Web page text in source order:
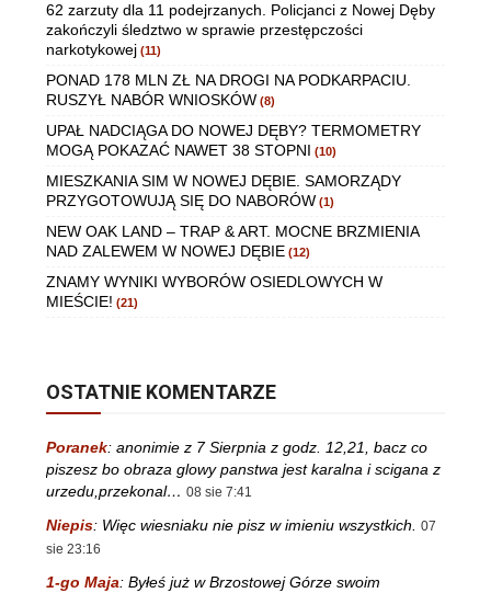
62 zarzuty dla 11 podejrzanych. Policjanci z Nowej Dęby
zakończyli śledztwo w sprawie przestępczości
narkotykowej (11)
PONAD 178 MLN ZŁ NA DROGI NA PODKARPACIU.
RUSZYŁ NABÓR WNIOSKÓW (8)
UPAŁ NADCIĄGA DO NOWEJ DĘBY? TERMOMETRY
MOGĄ POKAZAĆ NAWET 38 STOPNI (10)
MIESZKANIA SIM W NOWEJ DĘBIE. SAMORZĄDY
PRZYGOTOWUJĄ SIĘ DO NABORÓW (1)
NEW OAK LAND – TRAP & ART. MOCNE BRZMIENIA
NAD ZALEWEM W NOWEJ DĘBIE (12)
ZNAMY WYNIKI WYBORÓW OSIEDLOWYCH W
MIEŚCIE! (21)
OSTATNIE KOMENTARZE
Poranek: anonimie z 7 Sierpnia z godz. 12,21, bacz co
piszesz bo obraza glowy panstwa jest karalna i scigana z
urzedu,przekonal… 08 sie 7:41
Niepis: Więc wiesniaku nie pisz w imieniu wszystkich.
07
sie 23:16
1-go Maja: Byłeś już w Brzostowej Górze swoim